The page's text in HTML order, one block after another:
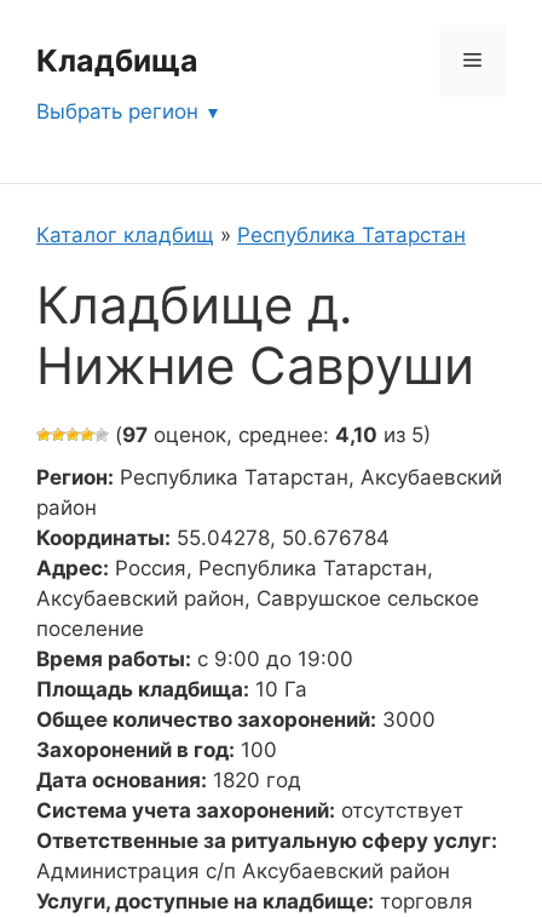
содержимому
Кладбища Меню
Выбрать регион
Каталог кладбищ » Республика Татарстан
Кладбище д.
Нижние Савруши
(97 оценок, среднее: 4,10 из 5)
Регион: Республика Татарстан, Аксубаевский
район
Координаты: 55.04278, 50.676784
Адрес: Россия, Республика Татарстан,
Аксубаевский район, Саврушское сельское
поселение
Время работы: с 9:00 до 19:00
Площадь кладбища: 10 Га
Общее количество захоронений: 3000
Захоронений в год: 100
Дата основания: 1820 год
Система учета захоронений: отсутствует
Ответственные за ритуальную сферу услуг:
Администрация с/п Аксубаевский район
Услуги, доступные на кладбище: торговля